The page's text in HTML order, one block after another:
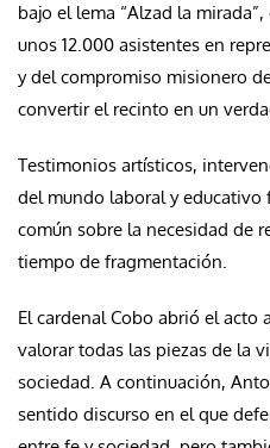
bajo el lema “Alzad la
unos 12.000 asistentes en
y del compromiso misionero
convertir el recinto en un
Testimonios artísticos,
del mundo laboral y educativo
común sobre la necesidad de
tiempo de fragmentación.
El cardenal Cobo abrió el acto
valorar todas las piezas de la
sociedad. A continuación,
sentido discurso en el que